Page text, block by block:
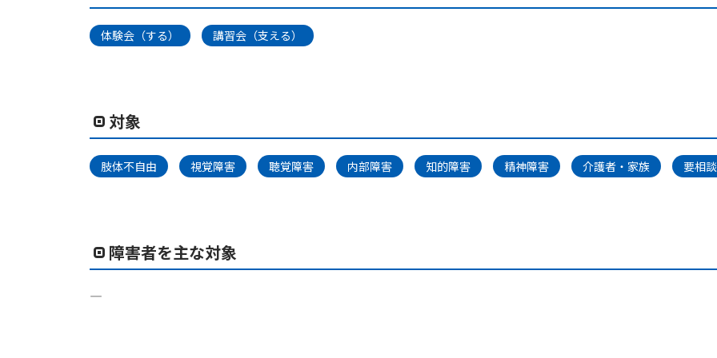
体験会（する） 講習会（支える）
対象
肢体不自由 視覚障害 聴覚障害 内部障害 知的障害 精神障害 介護者・家族 要相談
障害者を主な対象
―